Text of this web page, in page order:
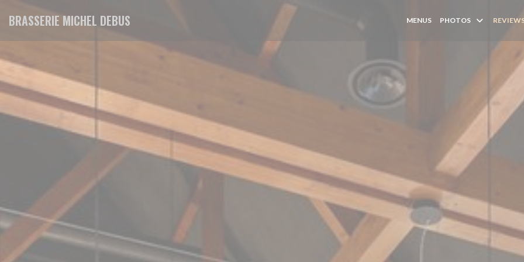
BRASSERIE MICHEL DEBUS MENUS PHOTOS